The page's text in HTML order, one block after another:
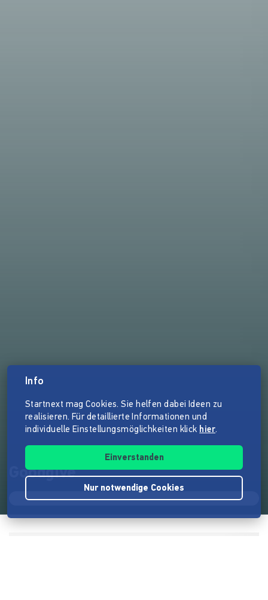
Goodgive
Info
Startnext mag Cookies. Sie helfen dabei Ideen zu
realisieren. Für detaillierte Informationen und
individuelle Einstellungsmöglichkeiten klick hier.
Einverstanden
Nur notwendige Cookies